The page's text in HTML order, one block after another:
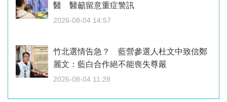
醫 醫籲留意重症警訊
2026-08-04 14:57
竹北選情告急？ 藍營參選人杜文中致信鄭
麗文：藍白合作絕不能喪失尊嚴
2026-08-04 11:28